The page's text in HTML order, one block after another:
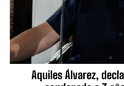
Aquiles Álvarez,